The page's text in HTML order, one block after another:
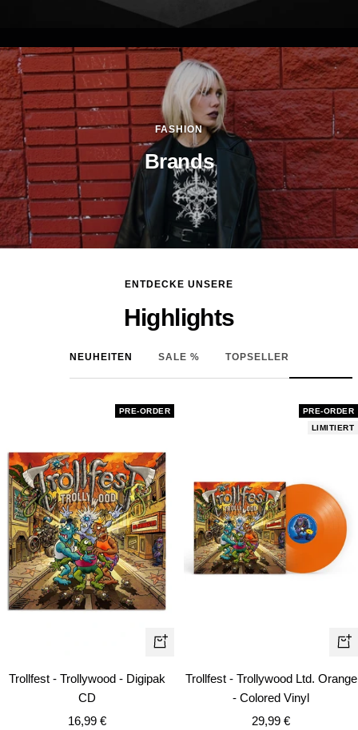
FASHION
Brands
ENTDECKE UNSERE
Highlights
NEUHEITEN SALE % TOPSELLER
PRE-ORDER
In
Trollfest - Trollywood - Digipak
CD
Angebotspreis
16,99 €
PRE-ORDER
LIMITIERT
In
Trollfest - Trollywood Ltd. Orange
- Colored Vinyl
Angebotspreis
29,99 €